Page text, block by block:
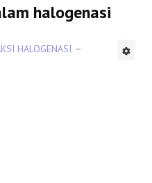
halogenasi
HALOGENASI